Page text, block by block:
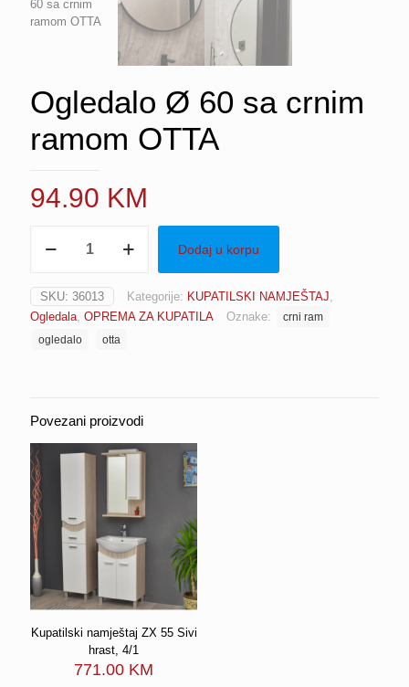
Ogledalo Ø 60 sa crnim
ramom OTTA
94.90 KM
sa
crnim
ramom
OTTA
Dodaj u korpu
SKU: 36013 Kategorije: KUPATILSKI NAMJEŠTAJ
Ogledala OPREMA ZA KUPATILA Oznake:
crni ram
ogledalo
otta
Povezani proizvodi
Kupatilski namještaj ZX 55 Sivi
hrast, 4/1
771.00 KM